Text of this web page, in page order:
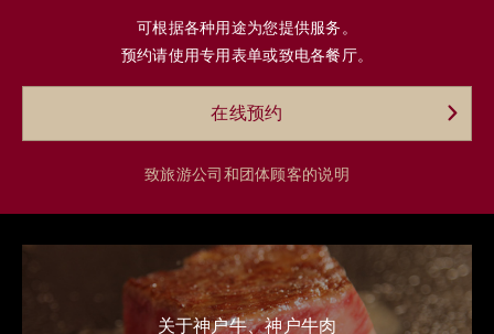
可根据各种用途为您提供服务。
预约请使用专用表单或致电各餐厅。
在线预约
致旅游公司和团体顾客的说明
关于神户牛、神户牛肉